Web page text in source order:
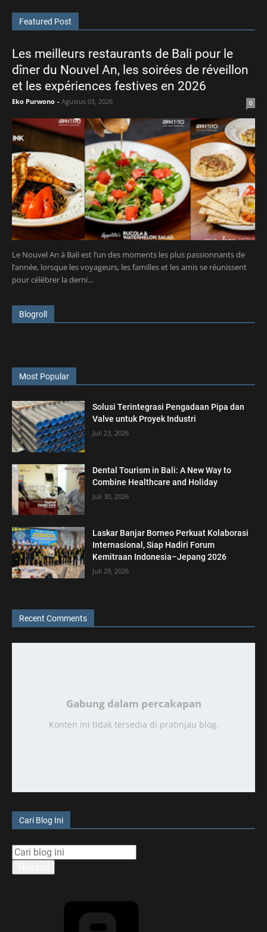
Featured Post
Les meilleurs restaurants de Bali pour le
dîner du Nouvel An, les soirées de réveillon
et les expériences festives en 2026
Eko Purwono - Agustus 03, 2026 0
Le Nouvel An à Bali est l’un des moments les plus passionnants de
l’année, lorsque les voyageurs, les familles et les amis se réunissent
pour célébrer la derni…
Blogroll
Most Popular
Solusi Terintegrasi Pengadaan Pipa dan
Valve untuk Proyek Industri
Juli 23, 2026
Dental Tourism in Bali: A New Way to
Combine Healthcare and Holiday
Juli 30, 2026
Laskar Banjar Borneo Perkuat Kolaborasi
Internasional, Siap Hadiri Forum
Kemitraan Indonesia–Jepang 2026
Juli 29, 2026
Recent Comments
Gabung dalam percakapan
Konten ini tidak tersedia di pratinjau blog.
Cari Blog Ini